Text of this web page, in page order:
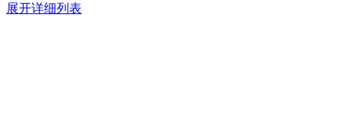
展开详细列表